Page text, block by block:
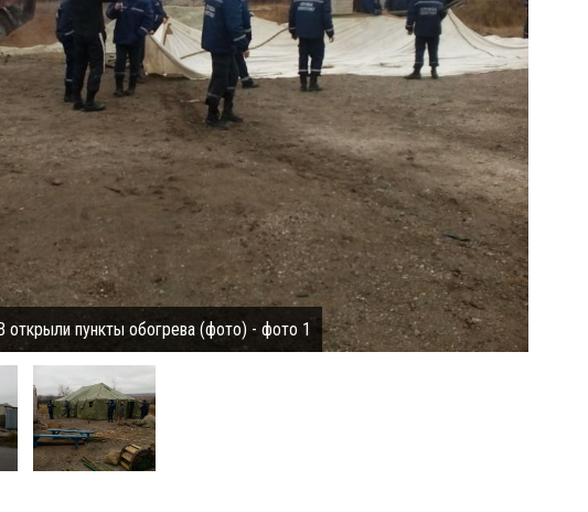
пункты обогрева (фото) - фото 1